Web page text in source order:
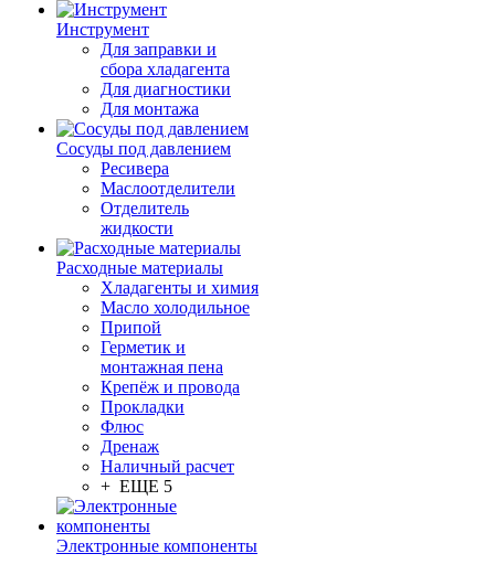
Инструмент
Для заправки и
сбора хладагента
Для диагностики
Для монтажа
Сосуды под давлением
Ресивера
Маслоотделители
Отделитель
жидкости
Расходные материалы
Хладагенты и химия
Масло холодильное
Припой
Герметик и
монтажная пена
Крепёж и провода
Прокладки
Флюс
Дренаж
Наличный расчет
+ ЕЩЕ 5
Электронные компоненты